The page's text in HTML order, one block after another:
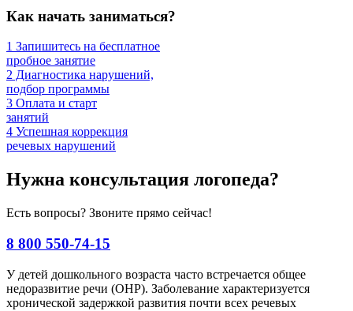
Как начать заниматься?
1 Запишитесь на бесплатное
пробное занятие
2 Диагностика нарушений,
подбор программы
3 Оплата и старт
занятий
4 Успешная коррекция
речевых нарушений
Нужна консультация логопеда?
Есть вопросы? Звоните прямо сейчас!
8 800 550-74-15
У детей дошкольного возраста часто встречается общее
недоразвитие речи (ОНР). Заболевание характеризуется
хронической задержкой развития почти всех речевых